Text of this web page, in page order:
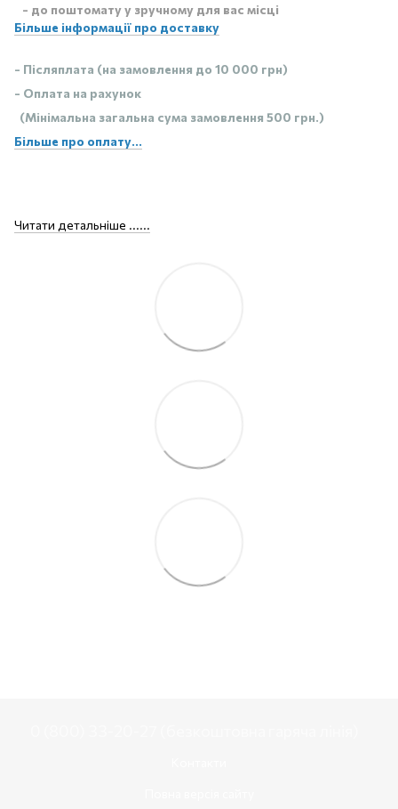
- до поштомату у зручному для вас місці
Більше інформації про доставку
- Післяплата (на замовлення до 10 000 грн)
- Оплата на рахунок
(Мінімальна загальна сума замовлення 500 грн.)
Більше про оплату...
Читати детальніше ......